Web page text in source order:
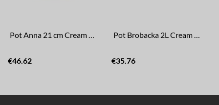
Pot Anna 21 cm Cream White
€46.62
Pot Brobacka 2L Cream White High
€35.76